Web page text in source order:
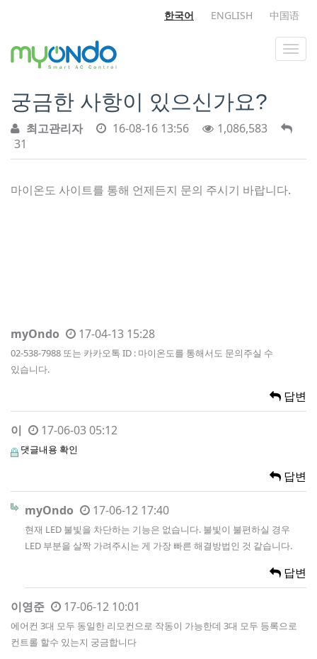
한국어 ENGLISH 中国语
궁금한 사항이 있으신가요?
최고관리자 16-08-16 13:56
1,086,583
31
마이온도 사이트를 통해 언제든지 문의 주시기 바랍니다.
myOndo 17-04-13 15:28
02-538-7988 또는 카카오톡 ID : 마이온도를 통해서도 문의주실 수
있습니다.
답변
이 17-06-03 05:12
댓글내용 확인
답변
myOndo 17-06-12 17:40
현재 LED 불빛을 차단하는 기능은 없습니다. 불빛이 불편하실 경우
LED 부분을 살짝 가려주시는 게 가장 빠른 해결방법인 것 같습니다.
답변
이영준 17-06-12 10:01
에어컨 3대 모두 동일한 리모컨으로 작동이 가능한데 3대 모두 등록으로
컨트롤 할수 있는지 궁금합니다